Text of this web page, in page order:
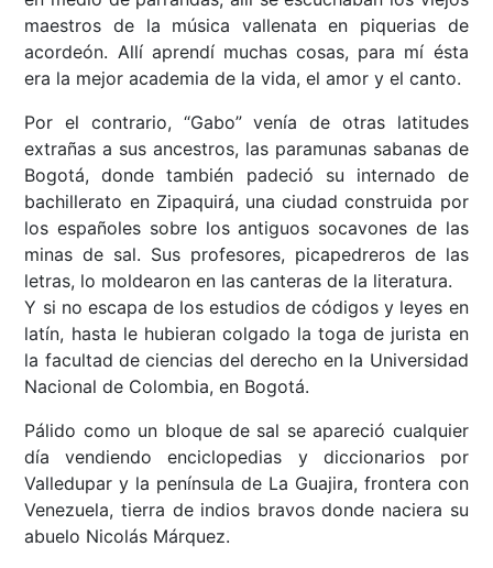
maestros de la música vallenata en piquerias de
acordeón. Allí aprendí muchas cosas, para mí ésta
era la mejor academia de la vida, el amor y el canto.
Por el contrario, “Gabo” venía de otras latitudes
extrañas a sus ancestros, las paramunas sabanas de
Bogotá, donde también padeció su internado de
bachillerato en Zipaquirá, una ciudad construida por
los españoles sobre los antiguos socavones de las
minas de sal. Sus profesores, picapedreros de las
letras, lo moldearon en las canteras de la literatura.
Y si no escapa de los estudios de códigos y leyes en
latín, hasta le hubieran colgado la toga de jurista en
la facultad de ciencias del derecho en la Universidad
Nacional de Colombia, en Bogotá.
Pálido como un bloque de sal se apareció cualquier
día vendiendo enciclopedias y diccionarios por
Valledupar y la península de La Guajira, frontera con
Venezuela, tierra de indios bravos donde naciera su
abuelo Nicolás Márquez.